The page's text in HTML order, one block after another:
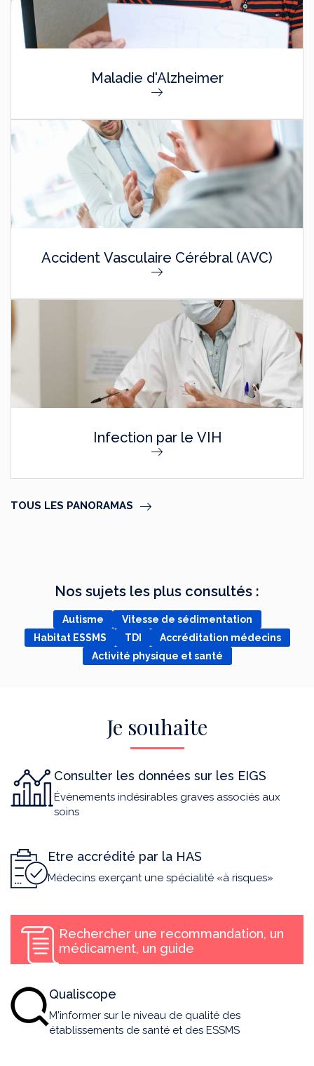
Maladie d'Alzheimer
Accident Vasculaire Cérébral (AVC)
Infection par le VIH
TOUS LES PANORAMAS
Nos sujets les plus consultés :
Autisme
Vitesse de sédimentation
Habitat ESSMS
TDI
Accréditation médecins
Activité physique et santé
Je souhaite
Consulter les données sur les EIGS
Évènements indésirables graves associés aux
soins
Etre accrédité par la HAS
Médecins exerçant une spécialité «à risques»
Qualiscope
M'informer sur le niveau de qualité des
établissements de santé et des ESSMS
Rechercher une recommandation, un
médicament, un guide